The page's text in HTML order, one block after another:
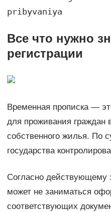
pribyvaniya
Все что нужно
регистрации
Временная прописка —
для проживания граждан
собственного жилья. По
государства
Согласно действующему
может не заниматься
соответствующих